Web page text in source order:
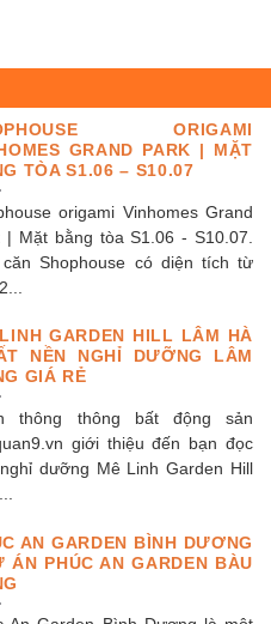
ORIGAMI
GRAND PARK | MẶT
TÒA S1.06 – S10.07
origami Vinhomes Grand
| Mặt bằng tòa S1.06 - S10.07.
căn Shophouse có diện tích từ
GARDEN HILL LÂM HÀ
NỀN NGHỈ DƯỠNG LÂM
GIÁ RẺ
thông thông bất động sản
giới thiệu đến bạn đọc
dưỡng Mê Linh Garden Hill
AN GARDEN BÌNH DƯƠNG
ÁN PHÚC AN GARDEN BÀU